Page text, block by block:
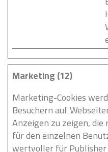
Marketing (12)
Marketing-Cookies
Besuchern auf
Anzeigen zu zeigen,
für den einzelnen
wertvoller für